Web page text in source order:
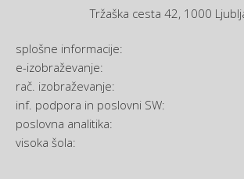
Tržaška cesta 42, 1000
splošne informacije:
e-izobraževanje:
rač. izobraževanje:
inf. podpora in poslovni SW:
poslovna analitika:
visoka šola: